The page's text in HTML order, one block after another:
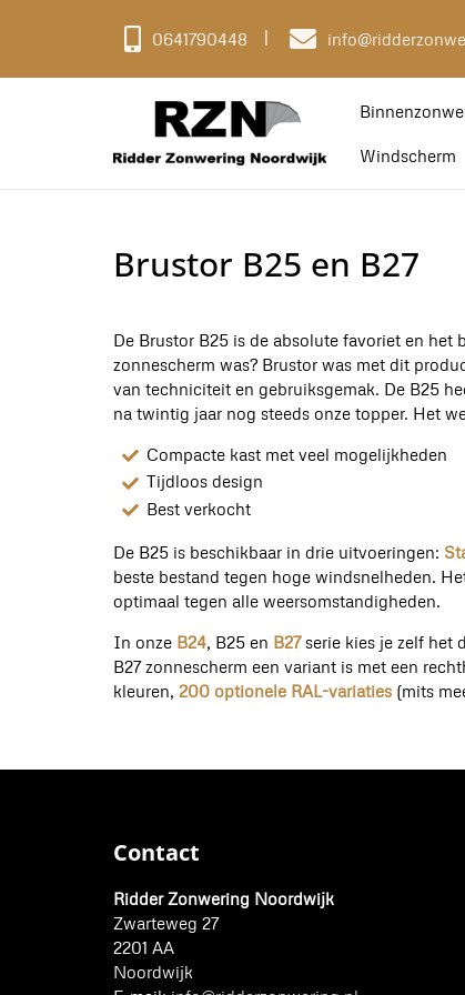
0641790448
Windscherm
Brustor B25 en B27
De Brustor B25 is de absolute favoriet en
zonnescherm was? Brustor was met dit
van techniciteit en gebruiksgemak. De B25
na twintig jaar nog steeds onze topper. Het
Compacte kast met veel mogelijkheden
Tijdloos design
Best verkocht
De B25 is beschikbaar in drie uitvoeringen:
beste bestand tegen hoge windsnelheden.
optimaal tegen alle weersomstandigheden.
In onze B24, B25 en B27serie kies je zelf het
B27 zonnescherm een variant is met een
kleuren, 200 optionele RAL-variaties (mits
Contact
Ridder Zonwering Noordwijk
Zwarteweg 27
2201 AA
Noordwijk